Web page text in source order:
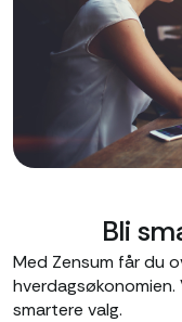
Bli
Med Zensum får du
smartere valg.